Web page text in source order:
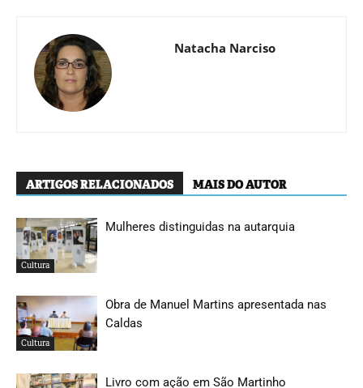
Natacha Narciso
ARTIGOS RELACIONADOS MAIS DO AUTOR
Cultura
Mulheres distinguidas na autarquia
Cultura
Obra de Manuel Martins apresentada nas
Caldas
Livro com ação em São Martinho